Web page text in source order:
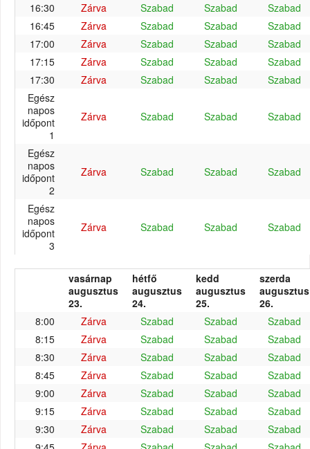
16:30 Zárva Szabad Szabad
Szabad
16:45
Zárva Szabad Szabad
Szabad
17:00
Zárva Szabad Szabad
Szabad
17:15
Zárva Szabad Szabad
Szabad
17:30
Zárva Szabad Szabad
Szabad
Egész
napos
időpont
1
Zárva Szabad Szabad Szabad
Egész
napos
időpont
2
Zárva Szabad Szabad Szabad
Egész
napos
időpont
3
Zárva Szabad Szabad Szabad
vasárnap
augusztus
23.
hétfő
augusztus
24.
kedd
augusztus
25.
szerda
augusztus
26.
8:00
Zárva Szabad Szabad
Szabad
8:15
Zárva Szabad Szabad
Szabad
8:30
Zárva Szabad Szabad
Szabad
8:45
Zárva Szabad Szabad
Szabad
9:00
Zárva Szabad Szabad
Szabad
9:15
Zárva Szabad Szabad
Szabad
9:30
Zárva Szabad Szabad
Szabad